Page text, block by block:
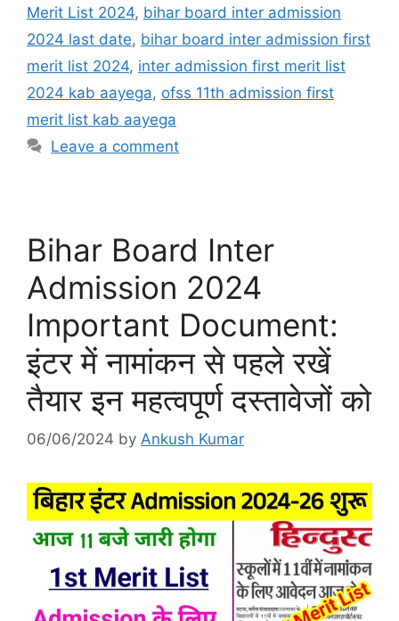
Merit List 2024, bihar board inter admission
2024 last date, bihar board inter admission first
merit list 2024, inter admission first merit list
2024 kab aayega, ofss 11th admission first
merit list kab aayega
Leave a comment
Bihar Board Inter
Admission 2024
Important Document:
इंटर में नामांकन से पहले रखें
तैयार इन महत्वपूर्ण दस्तावेजों को
06/06/2024 by Ankush Kumar